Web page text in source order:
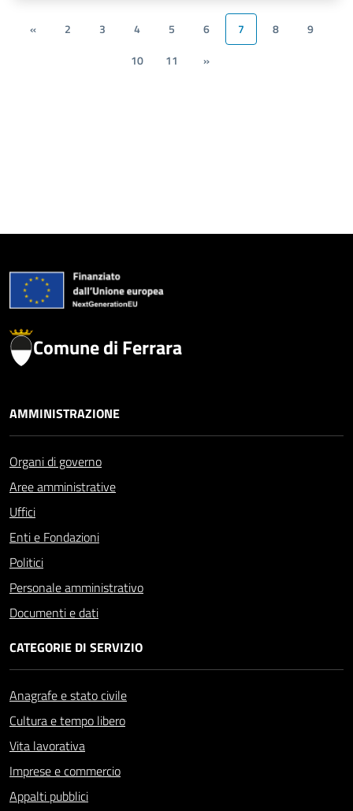
« 2 3 4 5 6 7 8
9
10
11 »
Comune di Ferrara
AMMINISTRAZIONE
Organi di governo
Aree amministrative
Uffici
Enti e Fondazioni
Politici
Personale amministrativo
Documenti e dati
CATEGORIE DI SERVIZIO
Anagrafe e stato civile
Cultura e tempo libero
Vita lavorativa
Imprese e commercio
Appalti pubblici